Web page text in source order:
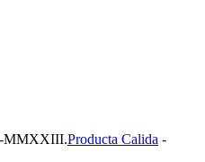
MMXXIII.Producta Calida -